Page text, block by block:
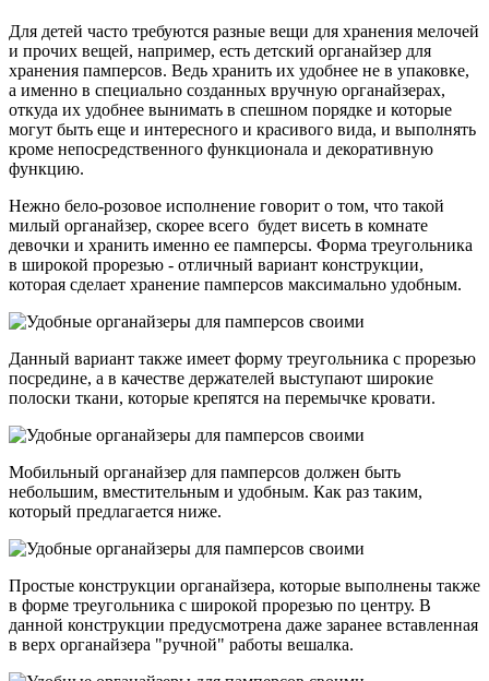
Для детей часто требуются разные вещи для хранения мелочей
и прочих вещей, например, есть детский органайзер для
хранения памперсов. Ведь хранить их удобнее не в упаковке,
а именно в специально созданных вручную органайзерах,
откуда их удобнее вынимать в спешном порядке и которые
могут быть еще и интересного и красивого вида, и выполнять
кроме непосредственного функционала и декоративную
функцию.
Нежно бело-розовое исполнение говорит о том, что такой
милый органайзер, скорее всего будет висеть в комнате
девочки и хранить именно ее памперсы. Форма треугольника
в широкой прорезью - отличный вариант конструкции,
которая сделает хранение памперсов максимально удобным.
Данный вариант также имеет форму треугольника с прорезью
посредине, а в качестве держателей выступают широкие
полоски ткани, которые крепятся на перемычке кровати.
Мобильный органайзер для памперсов должен быть
небольшим, вместительным и удобным. Как раз таким,
который предлагается ниже.
Простые конструкции органайзера, которые выполнены также
в форме треугольника с широкой прорезью по центру. В
данной конструкции предусмотрена даже заранее вставленная
в верх органайзера "ручной" работы вешалка.